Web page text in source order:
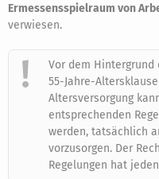
Ermessensspielraum von
verwiesen.
Vor dem Hintergrund
55-Jahre-
Altersversorgung
entsprechenden
werden, tatsächlich
vorzusorgen. Der
Regelungen hat